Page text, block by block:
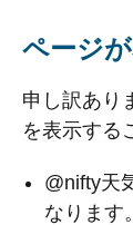
ページ
申し訳あり
を表示する
@nifty天
なります。